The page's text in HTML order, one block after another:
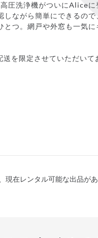
圧洗浄機がついにAlice
ながら簡単にできるの
つ。網戸や外窓も一気
を限定させていただいて
現在レンタル可能な出品があ